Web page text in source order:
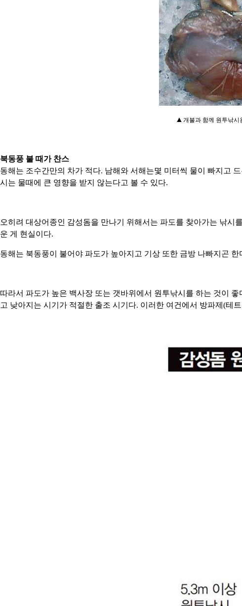
▲ 개불과 함께 원투낚시
북동풍 불 때가 찬스
동해는 조수간만의 차가 적다. 남해와 서해는몇 미터씩 물이 빠지고
시는 물때에 큰 영향을 받지 않는다고 볼 수 있다.
오히려 대상어종인 감성돔을 만나기 위해서는 파도를 찾아가는 낚시
운 게 현실이다.
동해는 북동풍이 불어야 파도가 높아지고 기상 또한 금방 나빠지곤
따라서 파도가 높은 백사장 또는 갯바위에서 원투낚시를 하는 것이
고 낮아지는 시기가 적절한 출조 시기다. 이러한 여건에서 방파제(테